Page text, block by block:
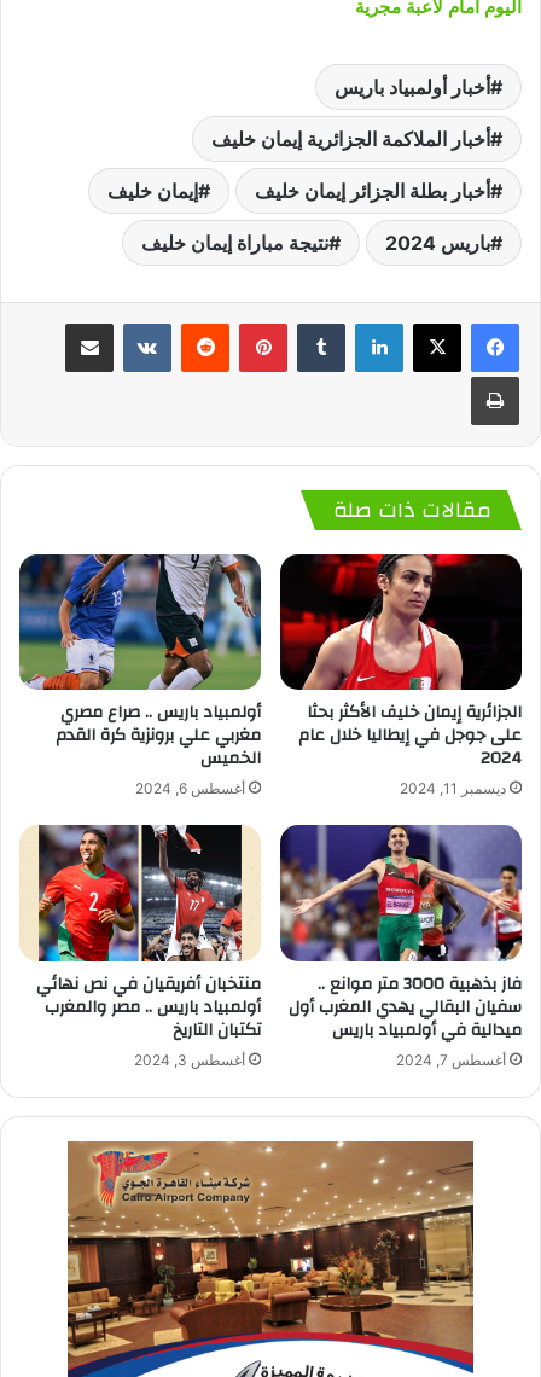
اليوم أمام لاعبة مجرية
أخبار أولمبياد باريس
أخبار الملاكمة الجزائرية إيمان خليف
أخبار بطلة الجزائر إيمان خليف إيمان خليف
باريس 2024 نتيجة مباراة إيمان خليف
لينكدإن بينتيريست
مقالات ذات صلة
الجزائرية إيمان خليف الأكثر بحثا
على جوجل في إيطاليا خلال عام
2024
ديسمبر 11, 2024
أولمبياد باريس .. صراع مصري
مغربي علي برونزية كرة القدم
الخميس
أغسطس 6, 2024
فاز بذهبية 3000 متر موانع ..
سفيان البقالي يهدي المغرب أول
ميدالية في أولمبياد باريس
أغسطس 7, 2024
منتخبان أفريقيان في نص نهائي
أولمبياد باريس .. مصر والمغرب
تكتبان التاريخ
أغسطس 3, 2024